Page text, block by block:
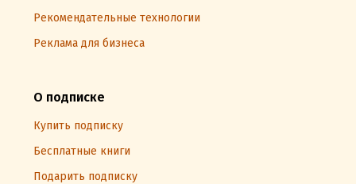
Рекомендательные технологии
Реклама для бизнеса
О подписке
Купить подписку
Бесплатные книги
Подарить подписку